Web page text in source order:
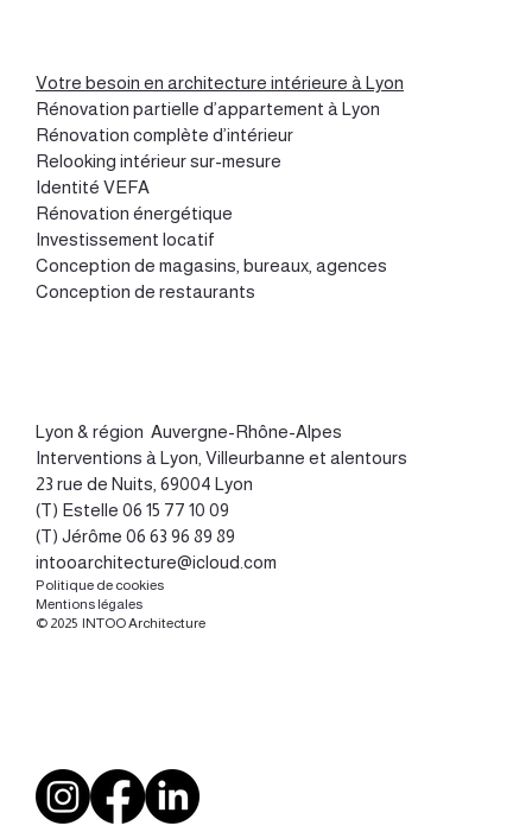
Votre besoin en architecture intérieure à Lyon
Rénovation partielle d’appartement à Lyon
Rénovation complète d’intérieur
Relooking intérieur sur-mesure
Identité VEFA
Rénovation énergétique
Investissement locatif
Conception de magasins, bureaux, agences
Conception de restaurants
Lyon & région Auvergne-Rhône-Alpes
Interventions à Lyon, Villeurbanne et alentours
23 rue de Nuits, 69004 Lyon
(T) Estelle 06 15 77 10 09
(T) Jérôme 06 63 96 89 89
intooarchitecture@icloud.com
Politique de cookies
Mentions légales
© 2025 INTOO Architecture